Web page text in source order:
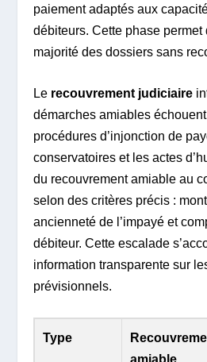
paiement adaptés aux
débiteurs. Cette phase permet
majorité des dossiers sans
Le recouvrement judiciaire
démarches amiables
procédures d’injonction de
conservatoires et les actes
du recouvrement amiable au
selon des critères précis :
ancienneté de l’impayé et
débiteur. Cette escalade
information transparente sur
prévisionnels.
Type
amiable